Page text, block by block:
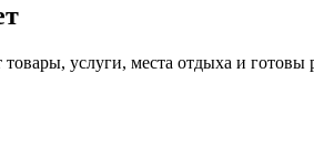
услуги, места отдыха и